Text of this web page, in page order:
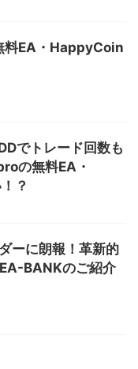
料EA・HappyCoin
でトレード回数も
の無料EA・
？
ーに朗報！革新的
BANKのご紹介